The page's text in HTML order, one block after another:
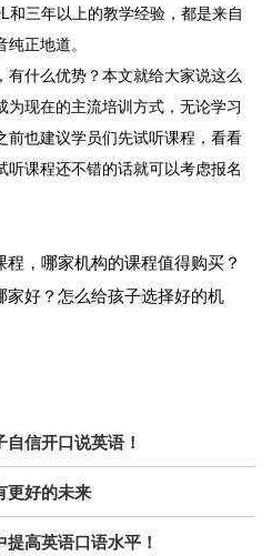
三年以上的教学经验，都是来自
正地道。
什么优势？本文就给大家说这么
现在的主流培训方式，无论学习
前也建议学员们先试听课程，看看
课程还不错的话就可以考虑报名
，哪家机构的课程值得购买？
家好？怎么给孩子选择好的机
信开口说英语！
更好的未来
高英语口语水平！